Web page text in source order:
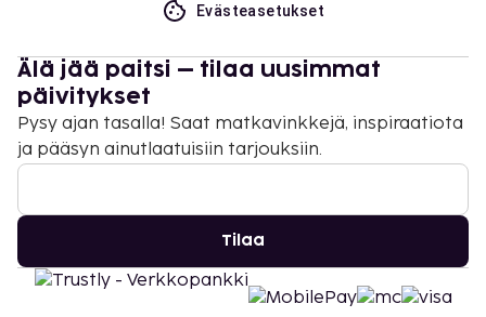
Evästeasetukset
Älä jää paitsi – tilaa uusimmat
päivitykset
Pysy ajan tasalla! Saat matkavinkkejä, inspiraatiota
ja pääsyn ainutlaatuisiin tarjouksiin.
Tilaa